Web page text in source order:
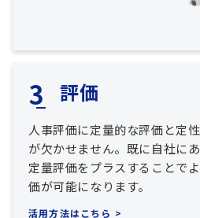
評価
人事評価に定量的な評価と定
が欠かせません。既に自社に
定量評価をプラスすることで
価が可能になります。
活用方法はこちら >